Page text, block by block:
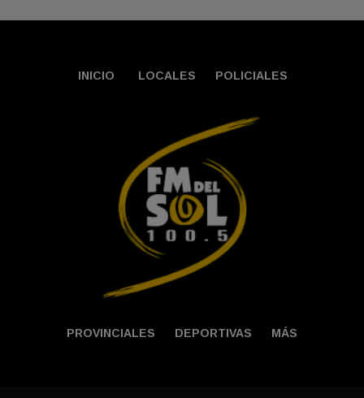
INICIO LOCALES POLICIALES
PROVINCIALES DEPORTIVAS MÁS